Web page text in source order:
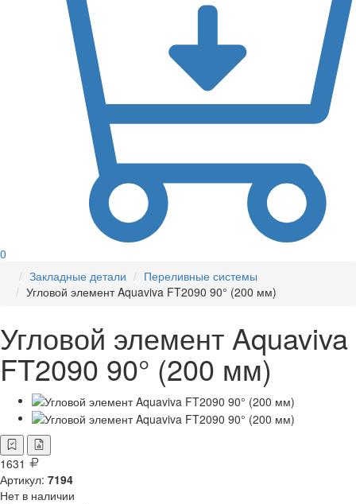
0
Закладные детали
Переливные системы
Угловой элемент Aquaviva FT2090 90° (200 мм)
Угловой элемент Aquaviva
FT2090 90° (200 мм)
1631
Артикул: 7194
Нет в наличии